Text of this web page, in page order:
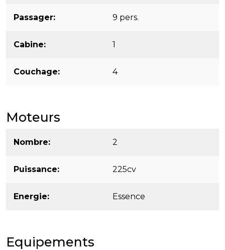
Passager 9 pers.
Cabine 1
Couchage 4
Moteurs
Nombre 2
Puissance 225cv
Energie Essence
Equipements